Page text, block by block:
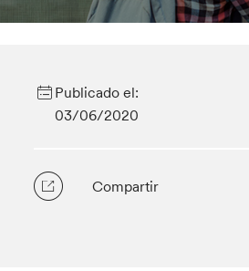
Publicado el:
03/06/2020
Compartir